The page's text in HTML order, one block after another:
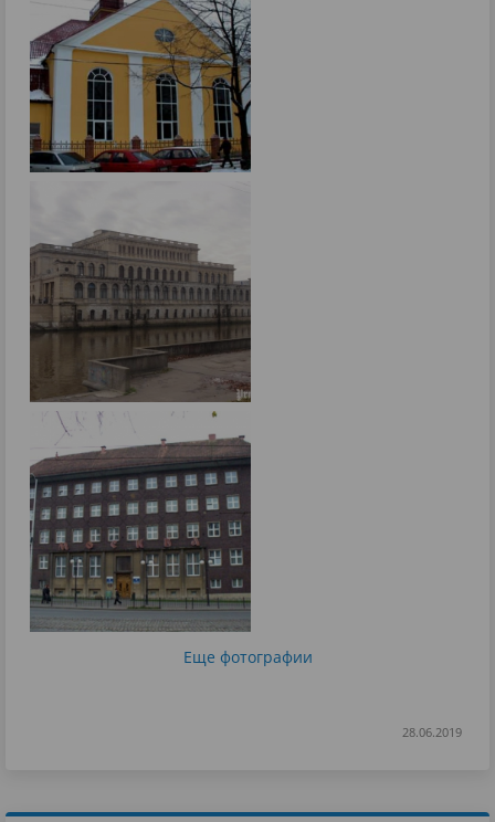
Еще фотографии
28.06.2019